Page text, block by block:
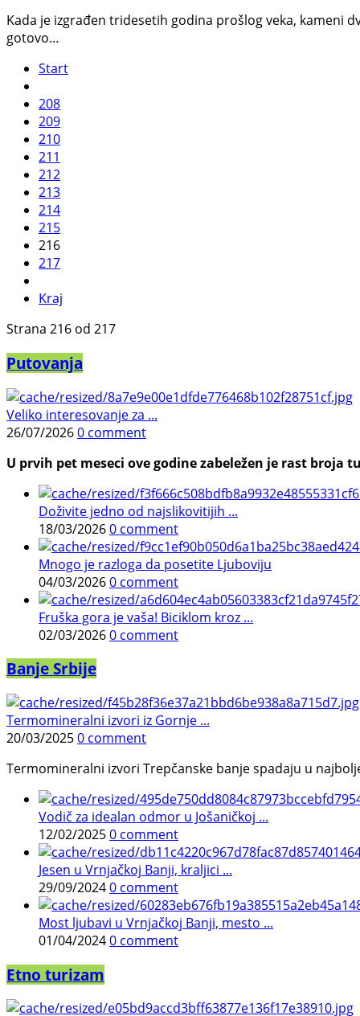
Kada je izgrađen tridesetih godina prošlog veka, kameni
gotovo…
Start
208
209
210
211
212
213
214
215
216
217
Kraj
Strana 216 od 217
Putovanja
Veliko interesovanje za ...
26/07/20260 comment
U prvih pet meseci ove godine zabeležen je rast
Doživite jedno od najslikovitijih ...
18/03/20260 comment
Mnogo je razloga da posetite Ljuboviju
04/03/20260 comment
Fruška gora je vaša! Biciklom kroz ...
02/03/20260 comment
Banje Srbije
Termomineralni izvori iz Gornje ...
20/03/20250 comment
Termomineralni izvori Trepčanske banje spadaju u
Vodič za idealan odmor u Jošaničkoj ...
12/02/20250 comment
Jesen u Vrnjačkoj Banji, kraljici ...
29/09/20240 comment
Most ljubavi u Vrnjačkoj Banji, mesto ...
01/04/20240 comment
Etno turizam